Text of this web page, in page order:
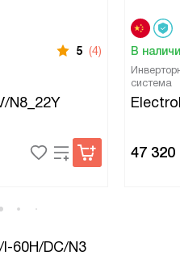
5 (4)
N8_22Y
В
система
47 320
I-60H/DC/N3